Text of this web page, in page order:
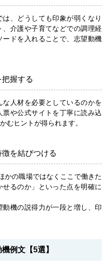
は、どうしても印象が弱くなり
介護や子育てなどでの調理経
ドを入れることで、志望動機
握する
人材を必要としているのかを
や公式サイトを丁寧に読み込
むヒントが得られます。
を結びつける
かの職場ではなくここで働きた
るのか」といった点を明確に
機の説得力が一段と増し、印
例文【5選】